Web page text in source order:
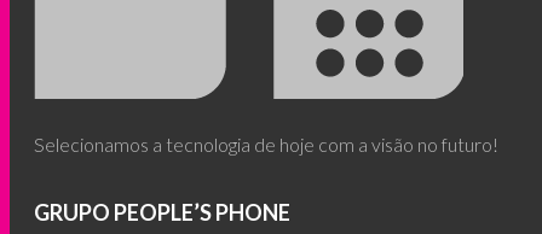
Selecionamos a tecnologia de hoje com a visão no futuro!
GRUPO PEOPLE’S PHONE